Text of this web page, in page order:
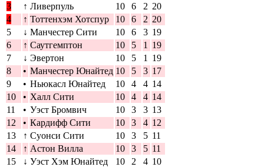
3
↑ Ливерпуль 10 6 2 20
4
↑ Тоттенхэм Хотспур 10 6 2 20
5
↓ Манчестер Сити 10 6 3 19
6
↑ Саутгемптон 10 5 1
19
7
↓ Эвертон 10 5 1
19
8
• Манчестер Юнайтед 10 5 3 17
9
• Ньюкасл Юнайтед 10 4 4 14
10
• Халл Сити 10 4 4 14
11
• Уэст Бромвич 10 3 3 13
12
• Кардифф Сити 10 3 4 12
13
↑ Суонси Сити 10 3 5 11
14
↑ Астон Вилла 10 3 5 11
15
↓ Уэст Хэм Юнайтед 10 2 4 10